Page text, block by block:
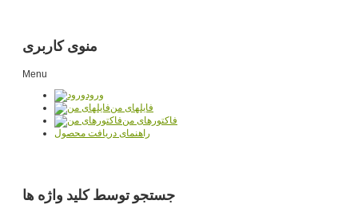
منوی کاربری
Menu
ورود
فایلهای من
فاکتورهای من
راهنمای دریافت محصول
جستجو توسط کلید واژه ها